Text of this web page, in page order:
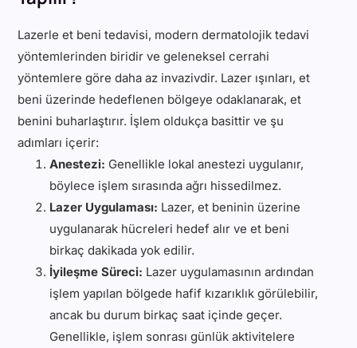
Lazerle et beni tedavisi, modern dermatolojik tedavi
yöntemlerinden biridir ve geleneksel cerrahi
yöntemlere göre daha az invazivdir. Lazer ışınları, et
beni üzerinde hedeflenen bölgeye odaklanarak, et
benini buharlaştırır. İşlem oldukça basittir ve şu
adımları içerir:
Anestezi: Genellikle lokal anestezi uygulanır,
böylece işlem sırasında ağrı hissedilmez.
Lazer Uygulaması: Lazer, et beninin üzerine
uygulanarak hücreleri hedef alır ve et beni
birkaç dakikada yok edilir.
İyileşme Süreci: Lazer uygulamasının ardından
işlem yapılan bölgede hafif kızarıklık görülebilir,
ancak bu durum birkaç saat içinde geçer.
Genellikle, işlem sonrası günlük aktivitelere